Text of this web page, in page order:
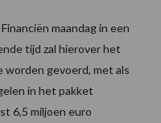
maandag in een
tijd zal hierover het
worden gevoerd, met als
in het pakket
6,5 miljoen euro